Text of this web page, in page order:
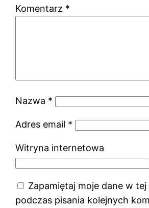
Komentarz *
Nazwa *
Adres email *
Witryna internetowa
Zapamiętaj moje dane w
podczas pisania kolejnych